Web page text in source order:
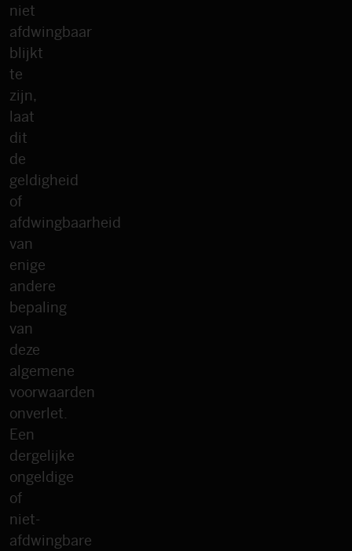
niet
afdwingbaar
blijkt
te
zijn,
laat
dit
de
geldigheid
of
afdwingbaarheid
van
enige
andere
bepaling
van
deze
algemene
voorwaarden
onverlet.
Een
dergelijke
ongeldige
of
niet-
afdwingbare